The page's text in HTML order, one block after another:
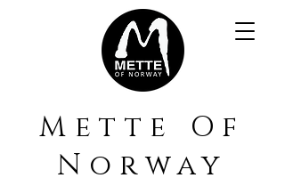
Mette Of
Norway